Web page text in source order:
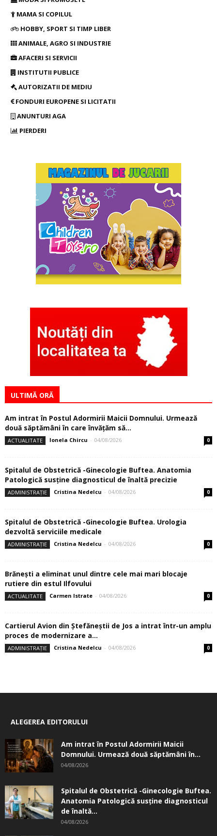
MAMA SI COPILUL
HOBBY, SPORT SI TIMP LIBER
ANIMALE, AGRO SI INDUSTRIE
AFACERI SI SERVICII
INSTITUTII PUBLICE
AUTORIZATII DE MEDIU
FONDURI EUROPENE SI LICITATII
ANUNTURI AGA
PIERDERI
ULTIMĂ ORĂ
Am intrat în Postul Adormirii Maicii Domnului. Urmează
două săptămâni în care învăţăm să...
ACTUALITATE Ionela Chircu - 04/08/2026 0
Spitalul de Obstetrică -Ginecologie Buftea. Anatomia
Patologică susţine diagnosticul de înaltă precizie
ADMINISTRAȚIE Cristina Nedelcu - 04/08/2026 0
Spitalul de Obstetrică -Ginecologie Buftea. Urologia
dezvoltă serviciile medicale
ADMINISTRAȚIE Cristina Nedelcu - 04/08/2026 0
Brănești a eliminat unul dintre cele mai mari blocaje
rutiere din estul Ilfovului
ACTUALITATE Carmen Istrate - 04/08/2026 0
Cartierul Avion din Ştefăneştii de Jos a intrat într-un amplu
proces de modernizare a...
ADMINISTRAȚIE Cristina Nedelcu - 04/08/2026 0
ALEGEREA EDITORULUI
Am intrat în Postul Adormirii Maicii
Domnului. Urmează două săptămâni în...
04/08/2026
Spitalul de Obstetrică -Ginecologie Buftea.
Anatomia Patologică susţine diagnosticul
de înaltă...
04/08/2026